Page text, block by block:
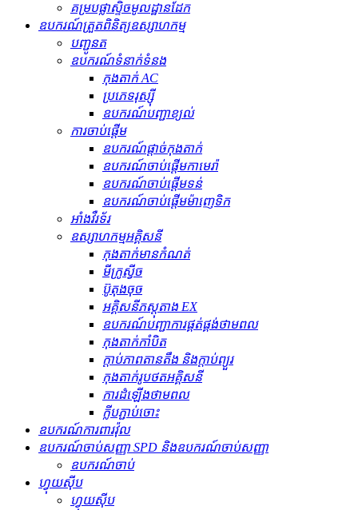
គម្របផ្លាស្ទិចមូលដ្ឋានដែក
ឧបករណ៍ត្រួតពិនិត្យឧស្សាហកម្ម
បញ្ជូនត
ឧបករណ៍​ទំនាក់ទំនង
កុងតាក់ AC
ប្រភេទរុស្ស៊ី
ឧបករណ៍បញ្ជាខ្យល់
ការចាប់ផ្តើម
ឧបករណ៍ផ្តាច់កុងតាក់
ឧបករណ៍ចាប់ផ្តើមកាមេរ៉ា
ឧបករណ៍ចាប់ផ្តើមទន់
ឧបករណ៍ចាប់ផ្តើមម៉ាញេទិក
អាំងវឺរទ័រ
ឧស្សាហកម្មអគ្គិសនី
កុងតាក់មានកំណត់
មីក្រូស្វីច
ប៊ូតុងចុច
អគ្គិសនីភស្តុតាង EX
ឧបករណ៍បញ្ជាការផ្គត់ផ្គង់ថាមពល
កុងតាក់កាំបិត
ក្ដាប់ភាពតានតឹង និងក្ដាប់ព្យួរ
កុងតាក់រូបថតអគ្គិសនី
ការដំឡើងថាមពល
ក្លីបភ្ជាប់ចោះ
ឧបករណ៍ការពារវ៉ុល
ឧបករណ៍ចាប់សញ្ញា SPD និងឧបករណ៍ចាប់សញ្ញា
ឧបករណ៍ចាប់
ហ្វុយស៊ីប
ហ្វុយស៊ីប